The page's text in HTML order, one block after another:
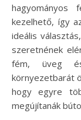
hagyományos
kezelhető, így
ideális
szeretnének
fém, üveg
környezetbarát
hogy egyre
megújítanák